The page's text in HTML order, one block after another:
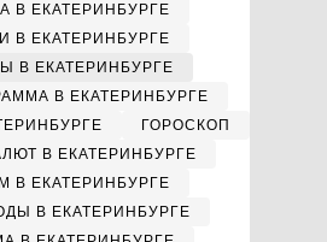
В ЕКАТЕРИНБУРГЕ
В ЕКАТЕРИНБУРГЕ
В ЕКАТЕРИНБУРГЕ
В ЕКАТЕРИНБУРГЕ
ГОРОСКОП
В ЕКАТЕРИНБУРГЕ
В ЕКАТЕРИНБУРГЕ
В ЕКАТЕРИНБУРГЕ